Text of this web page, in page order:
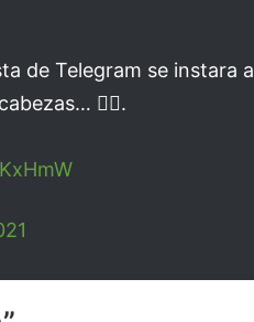
de Telegram se instara a
🤷‍♂️.